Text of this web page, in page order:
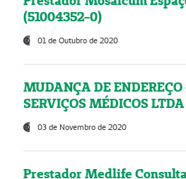
(51004352-0)
01 de Outubro de 2020
MUDANÇA DE
SERVIÇOS MÉDICOS
03 de Novembro de 2020
Prestador Medlife